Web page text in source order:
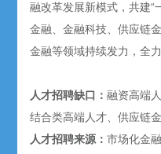
融改革发展新模式，共建“
金融、金融科技、供应链
金融等领域持续发力，全
人才招聘缺口：融资高端
结合类高端人才、供应链
人才招聘来源：市场化金